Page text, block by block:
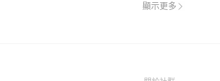
顯示更多